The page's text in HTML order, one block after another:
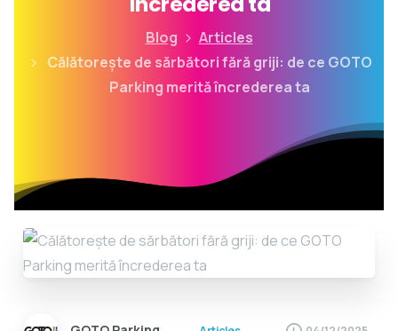
Blog
Articles
Călătorește de sărbători fără griji: de ce GOTO
Parking merită încrederea ta